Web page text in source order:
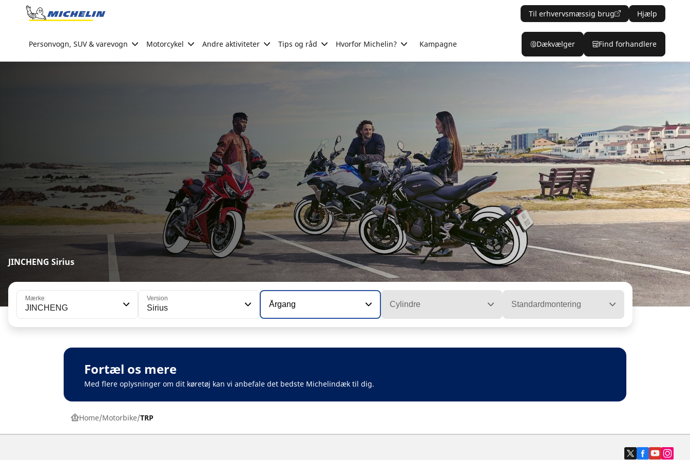
Go to page content
Til erhvervsmæssig brug Hjælp
Personvogn, SUV & varevogn Motorcykel Andre aktiviteter Tips og råd Hvorfor Michelin? Kampagne Dækvælger Find forhandlere
JINCHENG Sirius
Mærke
JINCHENG
Version
Sirius Årgang Cylindre Standardmontering
Fortæl os mere
Med flere oplysninger om dit køretøj kan vi anbefale det bedste Michelindæk til dig.
Home Motorbike TRP